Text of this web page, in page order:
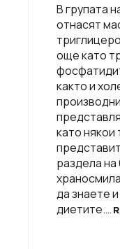
В групата
отнасят
още като
както и
като някои
раздела
да знаете
диетите.…